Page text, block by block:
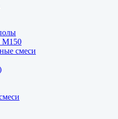
М150
смеси